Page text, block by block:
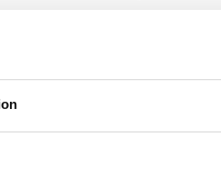
ansvarar för att
att sätta nytt rekord?